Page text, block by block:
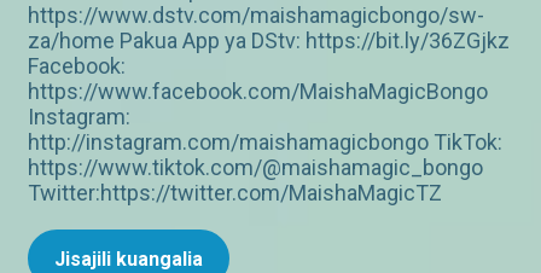
https://www.dstv.com/maishamagicbongo/sw-
za/home Pakua App ya DStv: https://bit.ly/36ZGjkz
Facebook:
https://www.facebook.com/MaishaMagicBongo
Instagram:
http://instagram.com/maishamagicbongo TikTok:
https://www.tiktok.com/@maishamagic_bongo
Twitter:https://twitter.com/MaishaMagicTZ
Jisajili kuangalia